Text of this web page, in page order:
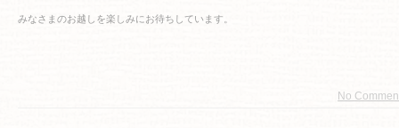
みなさまのお越しを楽しみにお待ちしています。
No